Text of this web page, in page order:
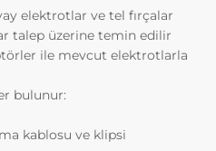
elektrotlar ve tel fırçalar
talep üzerine temin edilir
ile mevcut elektrotlarla
bulunur:
kablosu ve klipsi
ettiğiniz anlaşılır
bu doğrultuda
daha iyi bir
Çerezler
sitesinin düzgün
zorunlu
amacı, sitenin